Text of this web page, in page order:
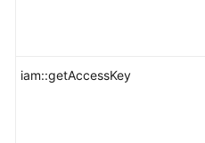
iam::getAccessKey